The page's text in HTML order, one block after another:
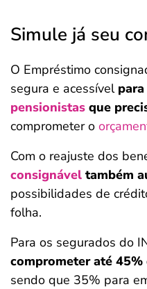
Simule já seu
O Empréstimo
segura e acessívelpara
pensionistas que
comprometer o
Com o reajuste dos
consignável também
possibilidades de
folha.
Para os segurados do
comprometer até
sendo que 35% para